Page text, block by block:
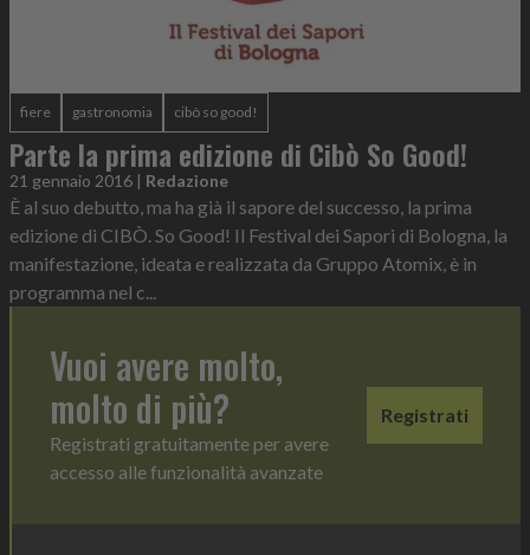
fiere gastronomia cibò so good!
Parte la prima edizione di Cibò So Good!
21 gennaio 2016 | Redazione
È al suo debutto, ma ha già il sapore del successo, la prima
edizione di CIBÒ. So Good! Il Festival dei Sapori di Bologna, la
manifestazione, ideata e realizzata da Gruppo Atomix, è in
programma nel c...
Vuoi avere molto,
molto di più?
Registrati gratuitamente per avere
accesso alle funzionalità avanzate
Registrati